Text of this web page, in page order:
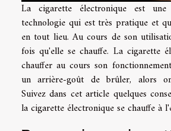
La cigarette électronique est
technologie qui est très pratique et
en tout lieu. Au cours de son
fois qu'elle se chauffe. La cigarette
chauffer au cours son
un arrière-goût de brûler, alors
Suivez dans cet article quelques
la cigarette électronique se chauffe à